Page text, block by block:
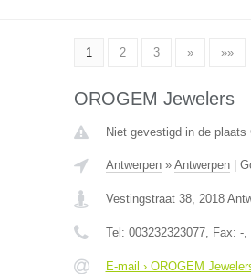
1 2 3 » »»
OROGEM Jewelers
Niet gevestigd in de
Antwerpen» Antwerpen|
Vestingstraat 38, 2018
Tel: 003232323077, Fax: -,
E-mail › OROGEM